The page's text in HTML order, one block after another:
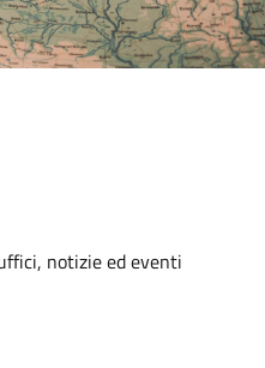
notizie ed eventi